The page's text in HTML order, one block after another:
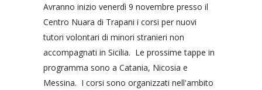
Avranno inizio venerdì 9 novembre presso il
Centro Nuara di Trapani i corsi per nuovi
tutori volontari di minori stranieri non
accompagnati in Sicilia. Le prossime tappe in
programma sono a Catania, Nicosia e
Messina. I corsi sono organizzati nell'ambito